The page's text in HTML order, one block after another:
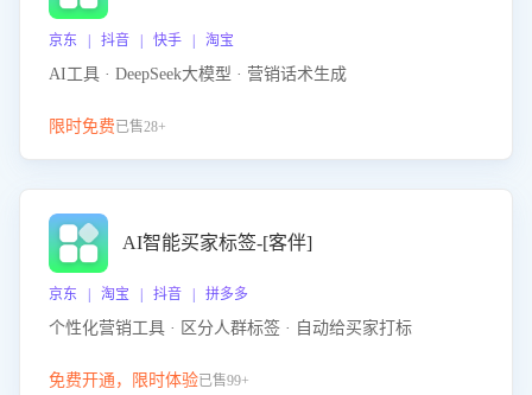
京东 | 抖音 | 快手 | 淘宝
AI工具 · DeepSeek大模型 · 营销话术生成
限时免费已售28+
AI智能买家标签-[客伴]
京东 | 淘宝 | 抖音 | 拼多多
个性化营销工具 · 区分人群标签 · 自动给买家打标
免费开通，限时体验已售99+